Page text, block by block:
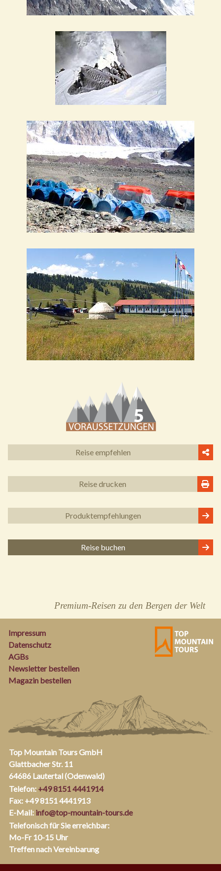
Reise empfehlen
Reise drucken
Produktempfehlungen
Reise buchen
Premium-Reisen zu den Bergen der Welt
Impressum
Datenschutz
AGBs
Newsletter bestellen
Magazin bestellen
Top Mountain Tours GmbH
Glattbacher Str. 11
64686 Lautertal (Odenwald)
Telefon: +49 8151 4441914
Fax: +49 8151 4441913
E-Mail: info@top-mountain-tours.de
Telefonisch für Sie erreichbar:
Mo-Fr 10-15 Uhr
Treffen nach Vereinbarung